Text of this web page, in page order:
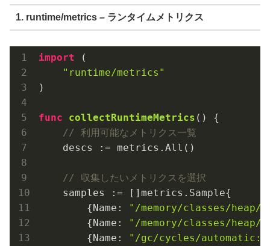
1. runtime/metrics – ランタイムメトリクス
import (
"runtime/metrics"
)
func collectRuntimeMetrics ()
{
// 利用可能なメトリクス一覧
    descs := metrics.All()
// 収集したいメトリクスを選択
    samples := []metrics.Sample{
        {Name:
"/memory/classes/
        {Name:
"/memory/classes/heap/
        {Name:
"/gc/cycles/